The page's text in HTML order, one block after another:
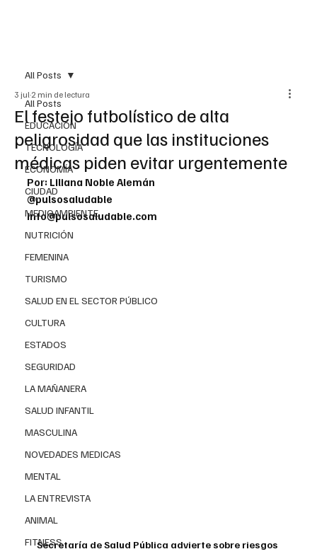
All Posts
EDUCACIÓN
TECNOLOGÍA
ECONOMÍA
CIUDAD
MEDIOAMBIENTE
NUTRICIÓN
FEMENINA
TURISMO
SALUD EN EL SECTOR PÚBLICO
CULTURA
ESTADOS
SEGURIDAD
LA MAÑANERA
SALUD INFANTIL
MASCULINA
NOVEDADES MEDICAS
MENTAL
LA ENTREVISTA
ANIMAL
FITNESS
All Posts
El festejo futbolístico de alta
peligrosidad que las instituciones
médicas piden evitar urgentemente
3 jul 2 min de lectura
Por: Liliana Noble Alemán
@pulsosaludable
info@pulsosaludable.com
Secretaría de Salud Pública advierte sobre riesgos